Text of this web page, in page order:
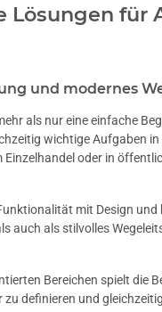
Lösungen für
und modernes
als nur eine einfache
wichtige Aufgaben
oder in
mit Design
auch als stilvolles
Bereichen spielt die
definieren und